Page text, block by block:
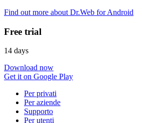
Find out more about Dr.Web for Android
Free trial
14 days
Download now
Get it on Google Play
Per privati
Per aziende
Supporto
Per utenti